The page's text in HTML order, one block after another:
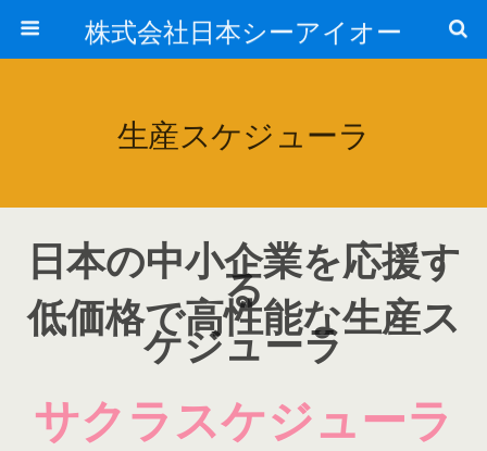
株式会社日本シーアイオー
生産スケジューラ
日本の中小企業を応援す
る
低価格で高性能な生産ス
ケジューラ
サクラスケジューラ